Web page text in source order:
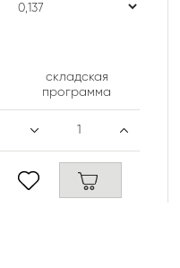
складская
программа